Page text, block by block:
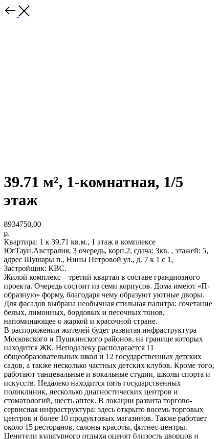
39.71 м², 1-комнатная, 1/5
этаж
8934750,00
р.
Квартира: 1 к 39,71 кв.м., 1 этаж в комплексе
ЮгТаун.Австралия, 3 очередь, корп.2, сдача: 3кв. , этажей: 5,
адрес Шушары п., Нины Петровой ул., д. 7 к 1 с 1,
Застройщик: КВС.
Жилой комплекс ‒ третий квартал в составе грандиозного
проекта. Очередь состоит из семи корпусов. Дома имеют «П-
образную» форму, благодаря чему образуют уютные дворы.
Для фасадов выбрана необычная стильная палитра: сочетание
белых, лимонных, бордовых и песочных тонов,
напоминающее о жаркой и красочной стране.
В распоряжении жителей будет развитая инфраструктура
Московского и Пушкинского районов, на границе которых
находится ЖК. Неподалеку располагается 11
общеобразовательных школ и 12 государственных детских
садов, а также несколько частных детских клубов. Кроме того,
работают танцевальные и вокальные студии, школы спорта и
искусств. Недалеко находится пять государственных
поликлиник, несколько диагностических центров и
стоматологий, шесть аптек. В локации развита торгово-
сервисная инфраструктура: здесь открыто восемь торговых
центров и более 10 продуктовых магазинов. Также работает
около 15 ресторанов, салоны красоты, фитнес-центры.
Ценители культурного отдыха оценят близость дворцов и